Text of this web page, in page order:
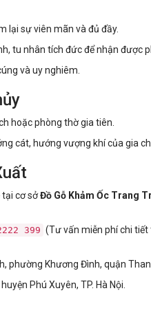
lại sự viên mãn và đủ đầy.
tu nhân tích đức để nhận được
và uy nghiêm.
hoặc phòng thờ gia tiên.
cát, hướng vượng khí của gia
tại cơ sởĐồ Gỗ Khảm Ốc Trang
399 (Tư vấn miễn phí chi
phường Khương Đình, quận
Phú Xuyên, TP. Hà Nội.